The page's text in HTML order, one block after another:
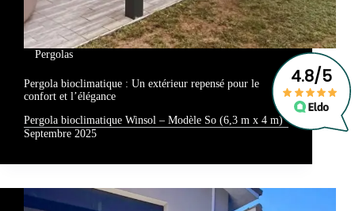
Pergolas
Pergola bioclimatique : Un extérieur repensé pour le
confort et l’élégance
Pergola bioclimatique Winsol – Modèle So (6,3 m x 4 m)
Septembre 2025